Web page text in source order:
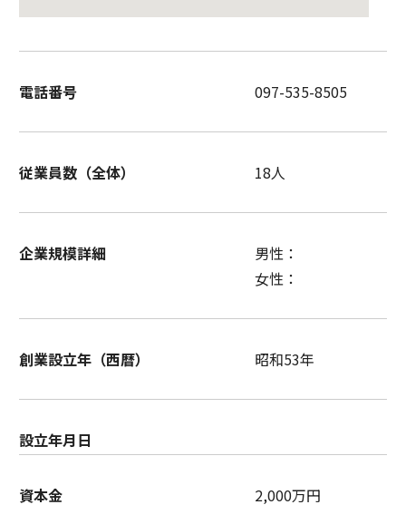
電話番号 097-535-8505
従業員数（全体） 18人
企業規模詳細
男性：
女性：
創業設立年（西暦） 昭和53年
設立年月日
資本金 2,000万円